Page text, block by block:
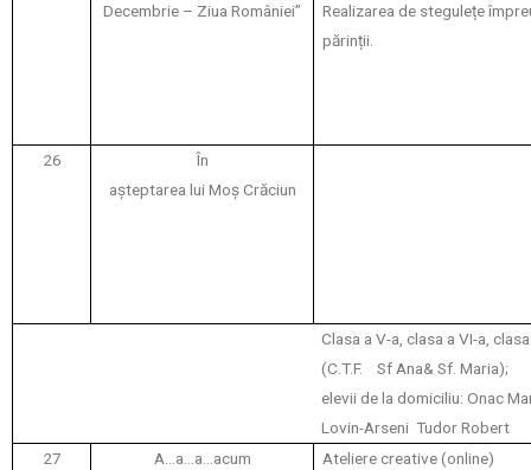
Decembrie – Ziua României”
Realizarea de stegulețe
părinții.
26
În
așteptarea lui Moș Crăciun
Clasa a V-a, clasa a VI-a,
(C.T.F.
Sf Ana& Sf. Maria);
elevii de la domiciliu: Onac
Lovin-Arseni Tudor Robert
27
A…a…a…acum
Ateliere creative (online)